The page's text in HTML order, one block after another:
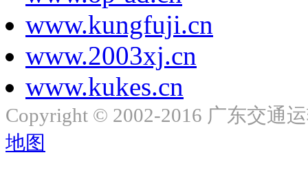
www.kungfuji.cn
www.2003xj.cn
www.kukes.cn
Copyright © 2002-2016 广东交通
地图